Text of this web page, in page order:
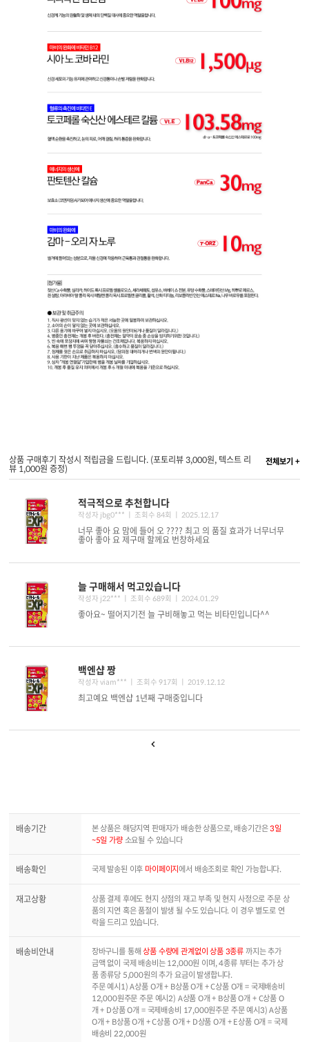
상품 구매후기 작성시 적립금을 드립니다. (포토리뷰 3,000원, 텍스트 리
뷰 1,000원 증정)
전체보기 +
적극적으로 추천합니다
작성자 jbg0*** ㅣ 조회수 84회 ㅣ 2025.12.17
너무 좋아 요 맘에 들어 오 ???? 최고 의 품질 효과가 너무너무
좋아 좋아 요 제구매 할께요 번창하세요
늘 구매해서 먹고있습니다
작성자 j22*** ㅣ 조회수 689회 ㅣ 2024.01.29
좋아요~ 떨어지기전 늘 구비해놓고 먹는 비타민입니다^^
백엔샵 짱
작성자 viam*** ㅣ 조회수 917회 ㅣ 2019.12.12
최고예요 백엔샵 1년째 구매중입니다
배송기간 본 상품은 해당지역 판매자가 배송한 상품으로, 배송기간은3일
~5일 가량소요될 수 있습니다
배송확인 국제 발송된 이후 마이페이지에서 배송조회로 확인 가능합니다.
재고상황
상품 결제 후에도 현지 상점의 재고 부족 및 현지 사정으로 주문 상
품의 지연 혹은 품절이 발생 될 수도 있습니다. 이 경우 별도로 연
락을 드리고 있습니다.
배송비안내 장바구니를 통해상품 수량에 관계없이 상품 3종류 까지는 추가
금액 없이 국제 배송비는 12,000원 이며, 4종류 부터는 추가 상
품 종류당 5,000원의 추가 요금이 발생합니다.
주문 예시1) A상품 O개 + B상품 O개 + C상품 O개 = 국제배송비
12,000원주문 주문 예시2) A상품 O개 + B상품 O개 + C상품 O
개 + D상품 O개 = 국제배송비 17,000원주문 주문 예시3) A상품
O개 + B상품 O개 + C상품 O개 + D상품 O개 + E상품 O개 = 국제
배송비 22,000원